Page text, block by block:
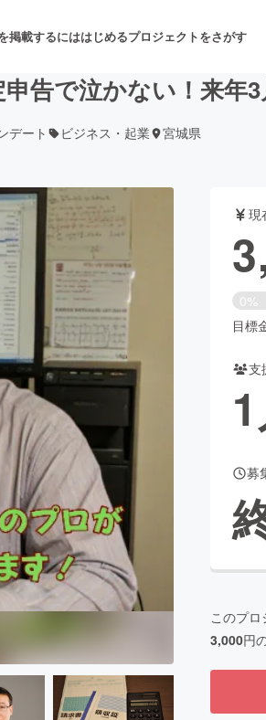
掲載するにははじめるプロジェクトをさがす
舞台・パフォーマン
発
ビューティー・ヘ
for Social Good
ふるさと納税machi-ya
告で泣かない！来年
デート ビジネス・起業 宮城県
現
0%
目標
支
1
募
このプロ
3,000円